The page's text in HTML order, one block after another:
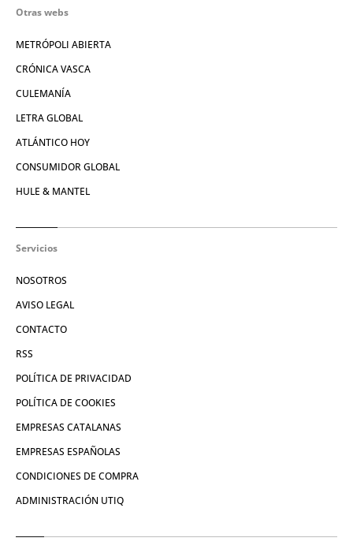
Otras webs
METRÓPOLI ABIERTA
CRÓNICA VASCA
CULEMANÍA
LETRA GLOBAL
ATLÁNTICO HOY
CONSUMIDOR GLOBAL
HULE & MANTEL
Servicios
NOSOTROS
AVISO LEGAL
CONTACTO
RSS
POLÍTICA DE PRIVACIDAD
POLÍTICA DE COOKIES
EMPRESAS CATALANAS
EMPRESAS ESPAÑOLAS
CONDICIONES DE COMPRA
ADMINISTRACIÓN UTIQ